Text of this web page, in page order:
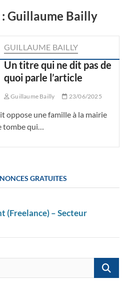
:Guillaume Bailly
GUILLAUME BAILLY
Un titre qui ne dit pas de
quoi parle l’article
Guillaume Bailly 23/06/2025
oppose une famille à la mairie
tombe qui…
GRATUITES
(Freelance) – Secteur
…